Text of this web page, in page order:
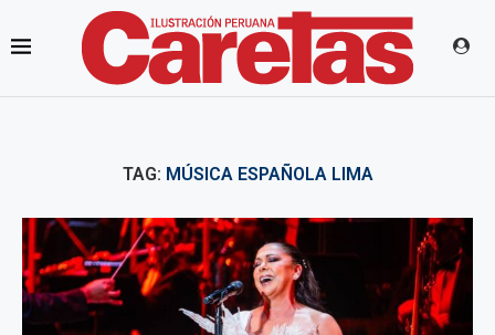
TAG: MÚSICA ESPAÑOLA LIMA